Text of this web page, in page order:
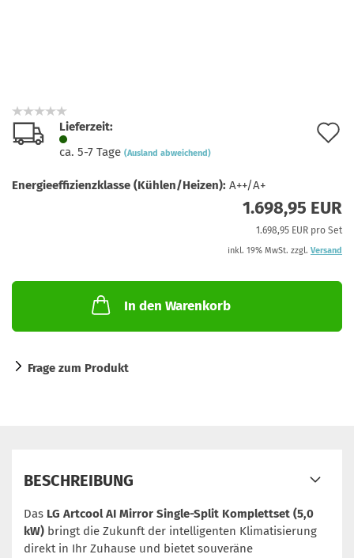
Lieferzeit:
ca. 5-7 Tage (Ausland abweichend)
Energieeffizienzklasse (Kühlen/Heizen): A++/A+
1.698,95 EUR
1.698,95 EUR pro Set
inkl. 19% MwSt. zzgl. Versand
In den Warenkorb
Frage zum Produkt
BESCHREIBUNG
Das LG Artcool AI Mirror Single-Split Komplettset (5,0
kW) bringt die Zukunft der intelligenten Klimatisierung
direkt in Ihr Zuhause und bietet souveräne